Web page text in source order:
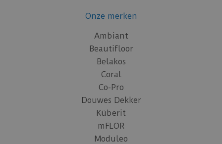
Onze merken
Ambiant
Beautifloor
Belakos
Coral
Co-Pro
Douwes Dekker
Küberit
mFLOR
Moduleo